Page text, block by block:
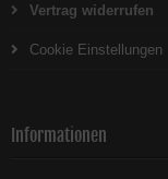
Vertrag widerrufen
Cookie Einstellungen
Informationen